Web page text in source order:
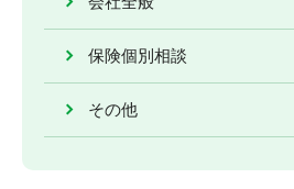
保険個別相談
その他